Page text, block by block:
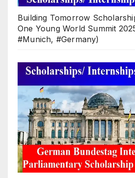
Building Tomorrow
One Young World Summit
#Munich, #Germany)